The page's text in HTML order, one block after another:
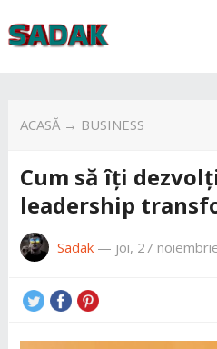
ACASĂ→ BUSINESS
Cum să îți
leadership
Sadak— joi, 27